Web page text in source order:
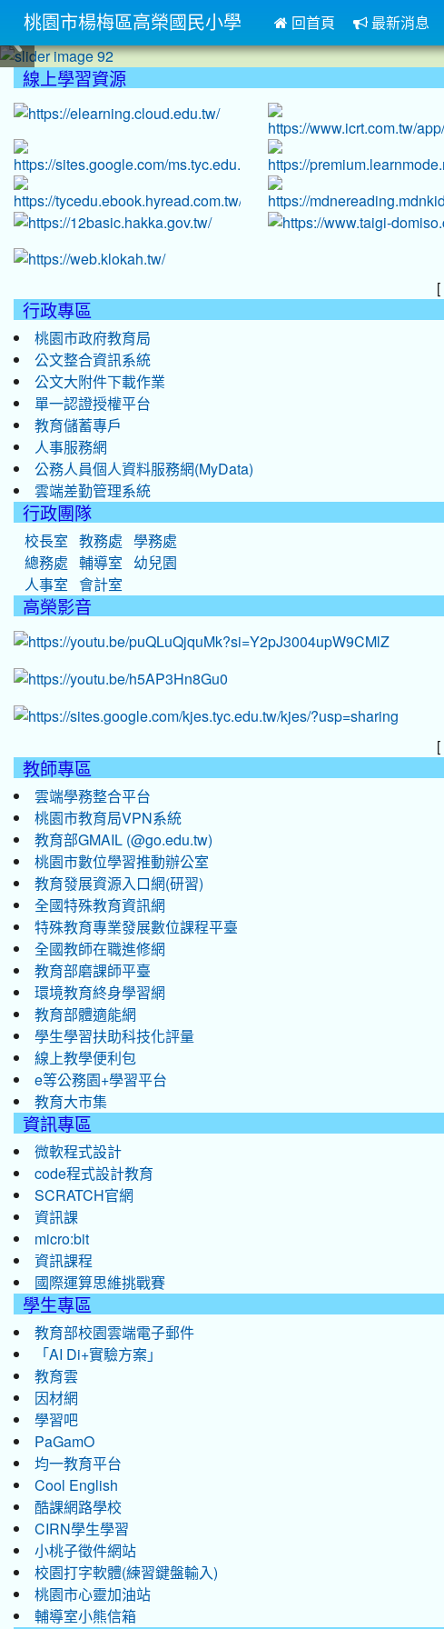
線上學習資源
[
行政專區
桃園市政府教育局
公文整合資訊系統
公文大附件下載作業
單一認證授權平台
教育儲蓄專戶
人事服務網
公務人員個人資料服務網(MyData)
雲端差勤管理系統
行政團隊
校長室 教務處
學務處
總務處
輔導室
幼兒園
人事室
會計室
高榮影音
[
教師專區
雲端學務整合平台
桃園市教育局VPN系統
教育部GMAIL (@go.edu.tw)
桃園市數位學習推動辦公室
教育發展資源入口網(研習)
全國特殊教育資訊網
特殊教育專業發展數位課程平臺
全國教師在職進修網
教育部磨課師平臺
環境教育終身學習網
教育部體適能網
學生學習扶助科技化評量
線上教學便利包
e等公務園+學習平台
教育大市集
資訊專區
微軟程式設計
code程式設計教育
SCRATCH官網
資訊課
micro:bit
資訊課程
國際運算思維挑戰賽
學生專區
教育部校園雲端電子郵件
「AI Di+實驗方案」
教育雲
因材網
學習吧
PaGamO
均一教育平台
Cool English
酷課網路學校
CIRN學生學習
小桃子徵件網站
校園打字軟體(練習鍵盤輸入)
桃園市心靈加油站
輔導室小熊信箱
桃園市楊梅區高榮國民小學 回首頁 最新消息